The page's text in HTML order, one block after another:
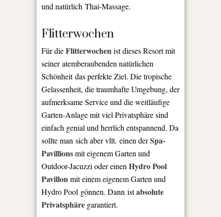
und natürlich Thai-Massage.
Flitterwochen
Für dieFlitterwochen ist dieses Resort mit
seiner atemberaubenden natürlichen
Schönheit das perfekte Ziel. Die tropische
Gelassenheit, die traumhafte Umgebung, der
aufmerksame Service und die weitläufige
Garten-Anlage mit viel Privatsphäre sind
einfach genial und herrlich entspannend. Da
sollte man sich aber vllt. einen derSpa-
Pavillionsmit eigenem Garten und
Outdoor-Jacuzzi oder einen Hydro Pool
Pavillon mit einem eigenem Garten und
Hydro Pool gönnen. Dann istabsolute
Privatsphäre garantiert.